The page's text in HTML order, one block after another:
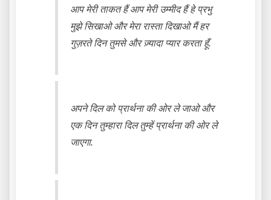
आप मेरी ताकत हैं आप मेरी उम्मीद हैं हे प्रभु
मुझे सिखाओ और मेरा रास्ता दिखाओ मैं हर
गुज़रते दिन तुमसे और ज़्यादा प्यार करता हूँ.
अपने दिल को प्रार्थना की ओर ले जाओ और
एक दिन तुम्हारा दिल तुम्हें प्रार्थना की ओर ले
जाएगा.